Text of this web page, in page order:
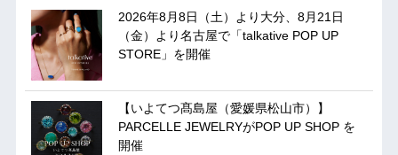
2026年8月8日（土）より大分、8月21日
（金）より名古屋で「talkative POP UP
STORE」を開催
【いよてつ髙島屋（愛媛県松山市）】
PARCELLE JEWELRYがPOP UP SHOP を
開催